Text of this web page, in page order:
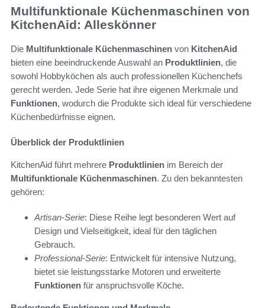
Multifunktionale Küchenmaschinen von
KitchenAid: Alleskönner
Die Multifunktionale Küchenmaschinen von KitchenAid
bieten eine beeindruckende Auswahl an Produktlinien, die
sowohl Hobbyköchen als auch professionellen Küchenchefs
gerecht werden. Jede Serie hat ihre eigenen Merkmale und
Funktionen, wodurch die Produkte sich ideal für verschiedene
Küchenbedürfnisse eignen.
Überblick der Produktlinien
KitchenAid führt mehrere Produktlinien im Bereich der
Multifunktionale Küchenmaschinen. Zu den bekanntesten
gehören:
Artisan-Serie: Diese Reihe legt besonderen Wert auf
Design und Vielseitigkeit, ideal für den täglichen
Gebrauch.
Professional-Serie: Entwickelt für intensive Nutzung,
bietet sie leistungsstarke Motoren und erweiterte
Funktionen für anspruchsvolle Köche.